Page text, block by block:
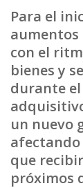
Para el
aumentos
con el
bienes y
durante el
un nuevo
que
próximos